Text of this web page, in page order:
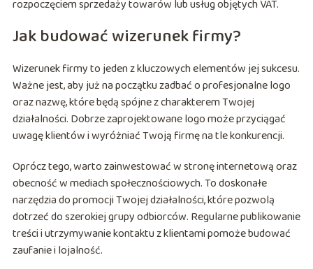
rozpoczęciem sprzedaży towarów lub usług objętych VAT.
Jak budować wizerunek firmy?
Wizerunek firmy to jeden z kluczowych elementów jej sukcesu.
Ważne jest, aby już na początku zadbać o profesjonalne logo
oraz nazwę, które będą spójne z charakterem Twojej
działalności. Dobrze zaprojektowane logo może przyciągać
uwagę klientów i wyróżniać Twoją firmę na tle konkurencji.
Oprócz tego, warto zainwestować w stronę internetową oraz
obecność w mediach społecznościowych. To doskonałe
narzędzia do promocji Twojej działalności, które pozwolą
dotrzeć do szerokiej grupy odbiorców. Regularne publikowanie
treści i utrzymywanie kontaktu z klientami pomoże budować
zaufanie i lojalność.